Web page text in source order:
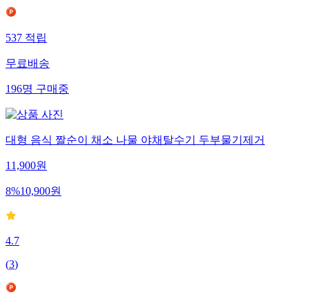
537적립
무료배송
196명구매중
대형 음식 짤순이 채소 나물 야채탈수기 두부물기제거
11,900원
8%10,900원
4.7
(3)